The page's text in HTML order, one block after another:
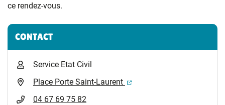
ce rendez-vous.
Informations complémentaires
CONTACT
Service Etat Civil
Place Porte Saint-Laurent
(ouverture dans un
04 67 69 75 82